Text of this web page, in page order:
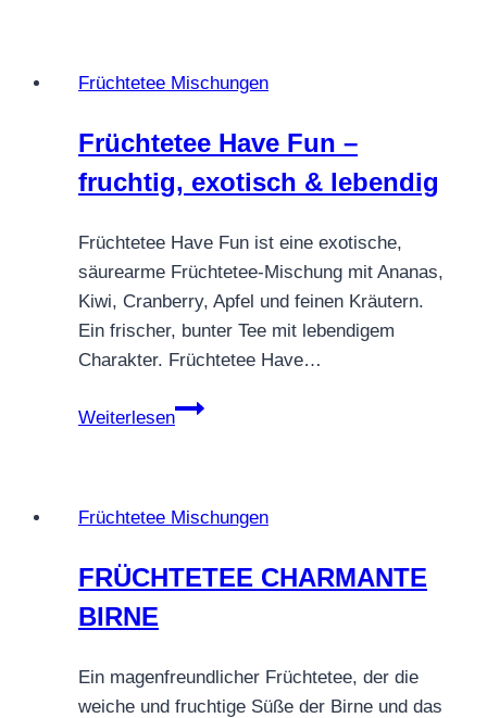
Früchtetee Mischungen
Früchtetee Have Fun –
fruchtig, exotisch & lebendig
Früchtetee Have Fun ist eine exotische,
säurearme Früchtetee-Mischung mit Ananas,
Kiwi, Cranberry, Apfel und feinen Kräutern.
Ein frischer, bunter Tee mit lebendigem
Charakter. Früchtetee Have…
Weiterlesen
Früchtetee
fruchtig,
&
Früchtetee Mischungen
FRÜCHTETEE CHARMANTE
BIRNE
Ein magenfreundlicher Früchtetee, der die
weiche und fruchtige Süße der Birne und das